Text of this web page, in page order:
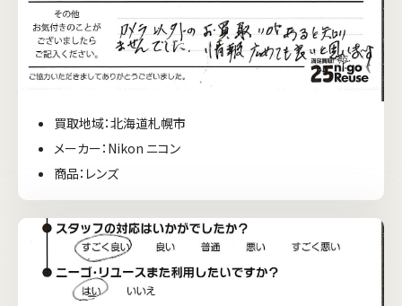
買取地域：北海道札幌市
メーカー：Nikon ニコン
商品：レンズ